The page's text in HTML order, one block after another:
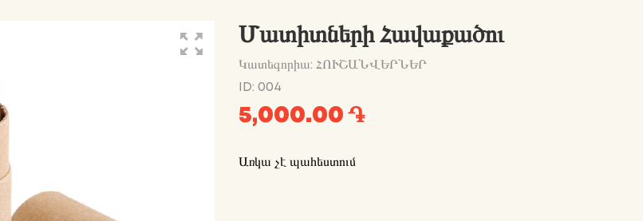
Մատիտների Հավաքածու
Կատեգորիա: ՀՈՒՇԱՆՎԵՐՆԵՐ
ID: 004
5,000.00 ֏
Առկա չէ պահեստում